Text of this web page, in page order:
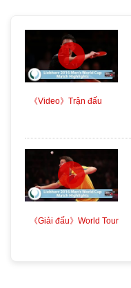
《Video》Trận đấu
《Giải đấu》World Tour